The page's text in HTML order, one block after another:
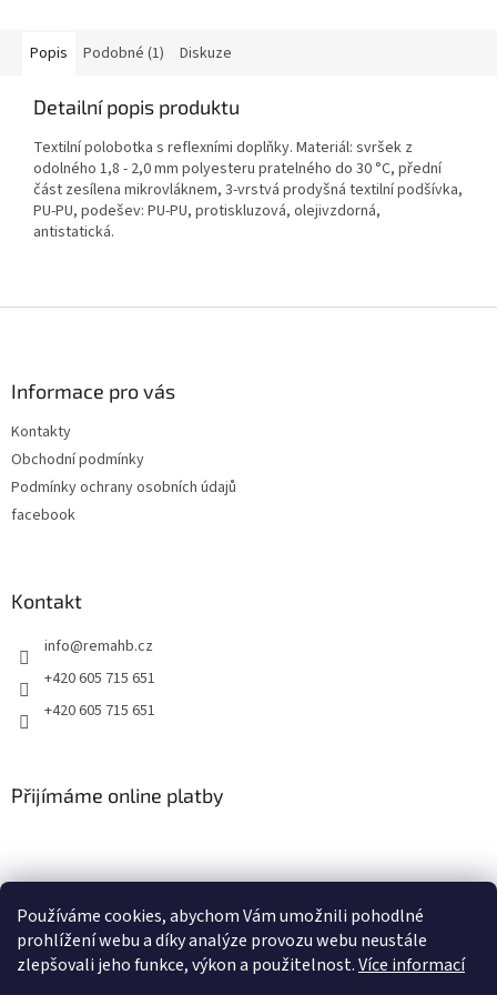
Používáme cookies, abychom Vám umožnili pohodlné
prohlížení webu a díky analýze provozu webu neustále
zlepšovali jeho funkce, výkon a použitelnost.Více informací
Popis Podobné (1) Diskuze
Detailní popis produktu
Textilní polobotka s reflexními doplňky. Materiál: svršek z
odolného 1,8 - 2,0 mm polyesteru pratelného do 30 °C, přední
část zesílena mikrovláknem, 3-vrstvá prodyšná textilní podšívka,
PU-PU, podešev: PU-PU, protiskluzová, olejivzdorná,
antistatická.
Informace pro vás
Kontakty
Obchodní podmínky
Podmínky ochrany osobních údajů
facebook
Kontakt
info@remahb.cz
+420 605 715 651
+420 605 715 651
Přijímáme online platby